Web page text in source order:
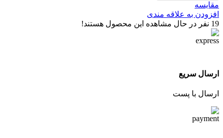
مقایسه
افزودن به علاقه مندی
19 نفر در حال مشاهده این محصول هستند!
ارسال سریع
ارسال با پست